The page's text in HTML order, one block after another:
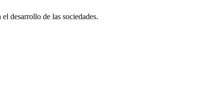
desarrollo de las sociedades.